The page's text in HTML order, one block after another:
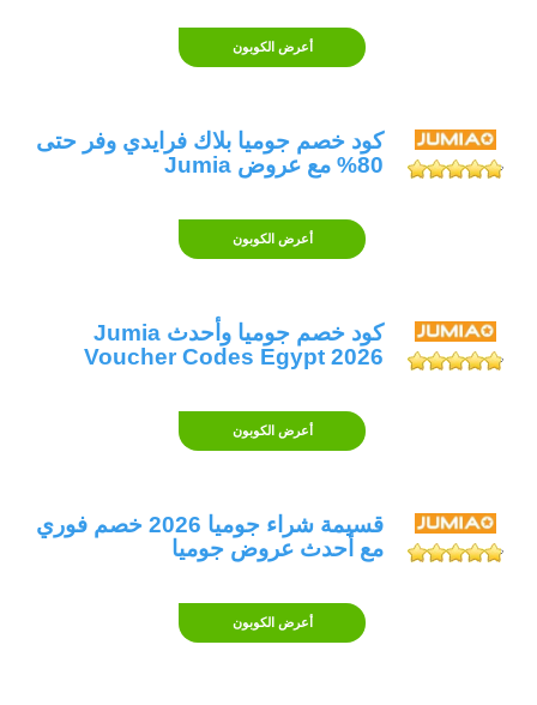
أعرض الكوبون
كود خصم جوميا بلاك فرايدي وفر حتى
80% مع عروض Jumia
أعرض الكوبون
كود خصم جوميا وأحدث Jumia
Voucher Codes Egypt 2026
أعرض الكوبون
قسيمة شراء جوميا 2026 خصم فوري
مع أحدث عروض جوميا
أعرض الكوبون